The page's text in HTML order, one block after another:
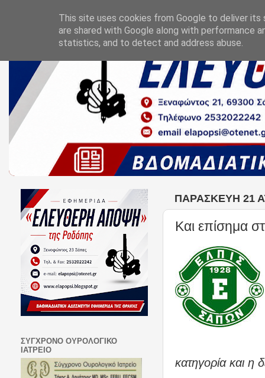
ΠΑΡΑΣΚΕΥΉ 21
Και επίσημα
κατηγορία και
ΣΥΓΧΡΟΝΟ ΟΥΡΟΛΟΓΙΚΟ
ΙΑΤΡΕΙΟ
This site uses cookies from Google to deliver its
are shared with Google along with performance
statistics, and to detect and address abuse.